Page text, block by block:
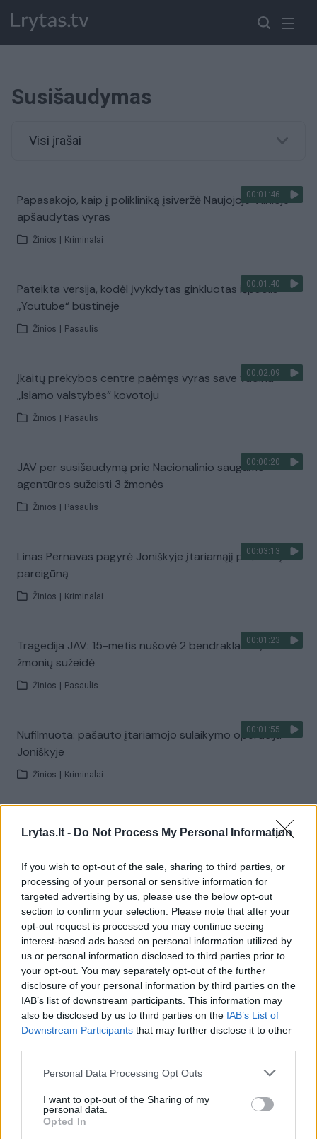
Lrytas.lt - Do Not Process My Personal Information
If you wish to opt-out of the sale, sharing to third parties, or
processing of your personal or sensitive information for
targeted advertising by us, please use the below opt-out
section to confirm your selection. Please note that after your
opt-out request is processed you may continue seeing
interest-based ads based on personal information utilized by
us or personal information disclosed to third parties prior to
your opt-out. You may separately opt-out of the further
disclosure of your personal information by third parties on the
IAB’s list of downstream participants. This information may
also be disclosed by us to third parties on the IAB’s List of
Downstream Participants that may further disclose it to other
Personal Data Processing Opt Outs
I want to opt-out of the Sharing of my
personal data.
Opted In
Susišaudymas
Visi įrašai
00:01:46
Papasakojo, kaip į polikliniką įsiveržė Naujojoje Vilnioje
apšaudytas vyras
Žinios Kriminalai
00:01:40
Pateikta versija, kodėl įvykdytas ginkluotas išpuolis
„Youtube“ būstinėje
Žinios Pasaulis
00:02:09
Įkaitų prekybos centre paėmęs vyras save vadina
„Islamo valstybės“ kovotoju
Žinios Pasaulis
00:00:20
JAV per susišaudymą prie Nacionalinio saugumo
agentūros sužeisti 3 žmonės
Žinios Pasaulis
00:03:13
Linas Pernavas pagyrė Joniškyje įtariamąjį pašovusį
pareigūną
Žinios Kriminalai
00:01:23
Tragedija JAV: 15-metis nušovė 2 bendraklasius, 18
žmonių sužeidė
Žinios Pasaulis
00:01:55
Nufilmuota: pašauto įtariamojo sulaikymo operacija
Joniškyje
Žinios Kriminalai
00:02:30
Donaldas Trumpas apie kraupias šaudynes Teksase:
„Tai ne ginklų problema“
Žinios | Pasaulis
00:00:37
Teksase vakarėlio metu kilo šaudynės: 7 žmonės žuvo,
šaulys nukautas
Žinios | Pasaulis
00:01:00
Paviešinti šokiruojantys Meksikos pareigūnų ir
narkotikų kartelio susišaudymo vaizdai
išvežami kūnai